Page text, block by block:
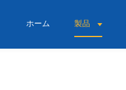
ホーム 製品